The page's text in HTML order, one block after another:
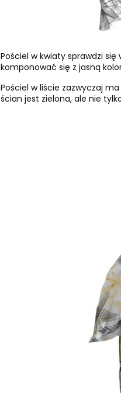
Pościel w kwiaty sprawdzi
komponować się z jasną
Pościel w liście zazwyczaj
ścian jest zielona, ale nie